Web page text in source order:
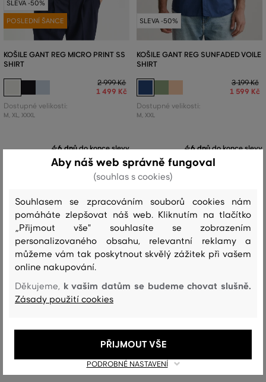
SLEVA -50%
POSLEDNÍ ŠANCE
KOŠILE GANT REG MICRO PRINT SS
SHIRT
2 999 Kč
1 499 Kč
Dostupné velikosti:
M, XL, XXXL
SLEVA -50%
KOŠILE GANT REG SUNFADED VOILE
SHIRT
3 199 Kč
1 599 Kč
Dostupné velikosti:
M, XXL
6 dnůdo konce slevy
KOŠILE GANT REG CLASSIC POPLIN
6 dnůdo konce slevy
KOŠILE GANT REG MICRO PRINT SS
SHIRT
Aby náš web správně fungoval
(souhlas s cookies)
Souhlasem se zpracováním souborů cookies nám
pomáháte zlepšovat náš web. Kliknutím na tlačítko
„Přijmout vše" souhlasíte se zobrazením
personalizovaného obsahu, relevantní reklamy a
můžeme vám tak poskytnout skvělý zážitek při vašem
online nakupování.
Děkujeme, k vašim datům se budeme chovat slušně.
Zásady použití cookies
PODROBNÉ NASTAVENÍ
PŘIJMOUT VŠE